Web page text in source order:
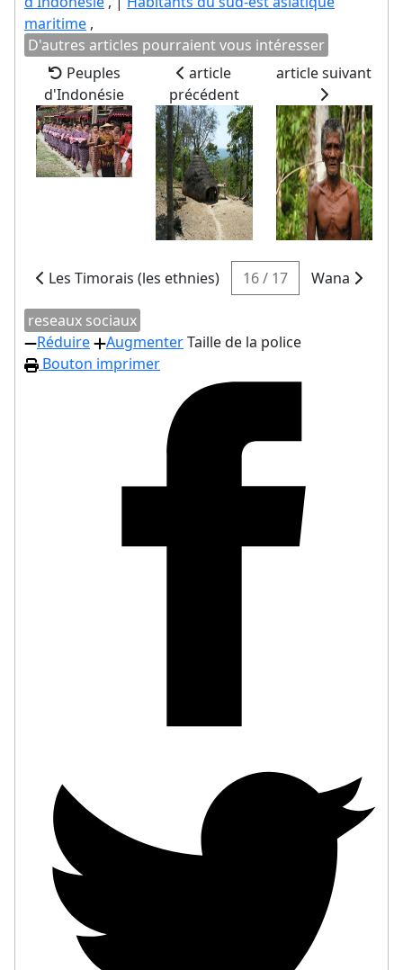
maritime ,
D'autres articles pourraient vous intéresser
Peuples
d'Indonésie
article
précédent
article suivant
Les Timorais (les ethnies) 16 / 17 Wana
reseaux sociaux
Réduire
AugmenterTaille de la police
Bouton imprimer